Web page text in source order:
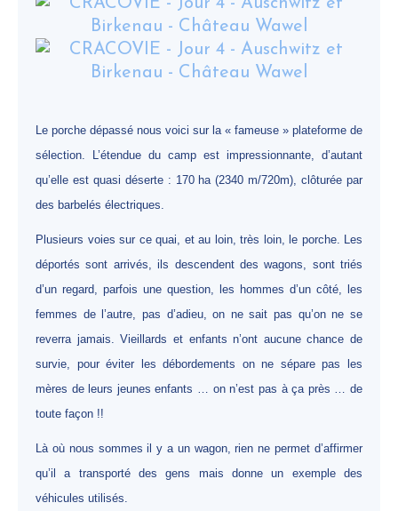
Le porche dépassé nous voici sur la « fameuse » plateforme de
sélection. L’étendue du camp est impressionnante, d’autant
qu’elle est quasi déserte : 170 ha (2340 m/720m), clôturée par
des barbelés électriques.
Plusieurs voies sur ce quai, et au loin, très loin, le porche. Les
déportés sont arrivés, ils descendent des wagons, sont triés
d’un regard, parfois une question, les hommes d’un côté, les
femmes de l’autre, pas d’adieu, on ne sait pas qu’on ne se
reverra jamais. Vieillards et enfants n’ont aucune chance de
survie, pour éviter les débordements on ne sépare pas les
mères de leurs jeunes enfants … on n’est pas à ça près … de
toute façon !!
Là où nous sommes il y a un wagon, rien ne permet d’affirmer
qu’il a transporté des gens mais donne un exemple des
véhicules utilisés.